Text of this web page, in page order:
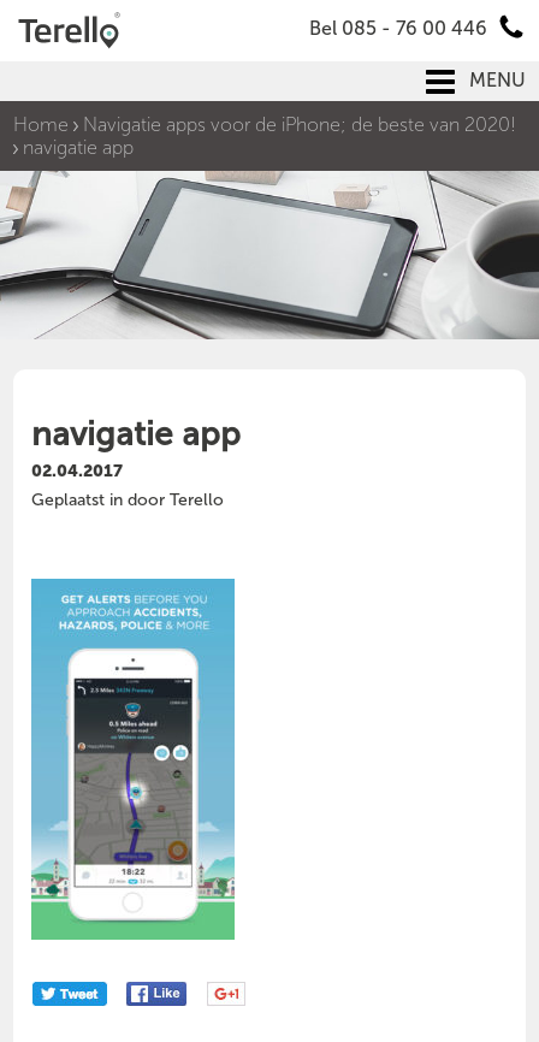
Bel 085 - 76 00 446
MENU
Home
Navigatie apps voor de iPhone; de beste van 2020!
navigatie app
navigatie app
02.04.2017
Geplaatst in door Terello